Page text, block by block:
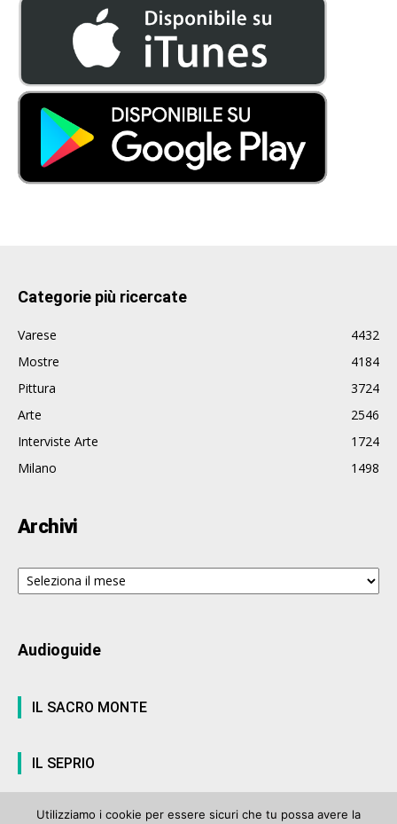
Categorie più ricercate
Varese
4432
Mostre
4184
Pittura
3724
Arte
2546
Interviste Arte
1724
Milano
1498
Archivi
Archivi
Audioguide
IL SACRO MONTE
IL SEPRIO
Utilizziamo i cookie per essere sicuri che tu possa avere la